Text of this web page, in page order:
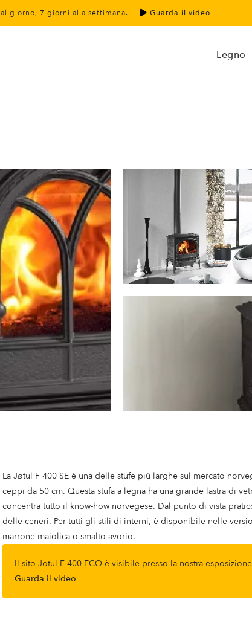
al giorno, 7 giorni alla settimana. Guarda il video
Legno
La Jøtul F 400 SE è una delle stufe più larghe sul mercato
ceppi da 50 cm. Questa stufa a legna ha una grande lastra di
concentra tutto il know-how norvegese. Dal punto di vista
delle ceneri. Per tutti gli stili di interni, è disponibile nelle
marrone maiolica o smalto avorio.
Il sito Jotul F 400 ECO è visibile presso la nostra
Guarda il video